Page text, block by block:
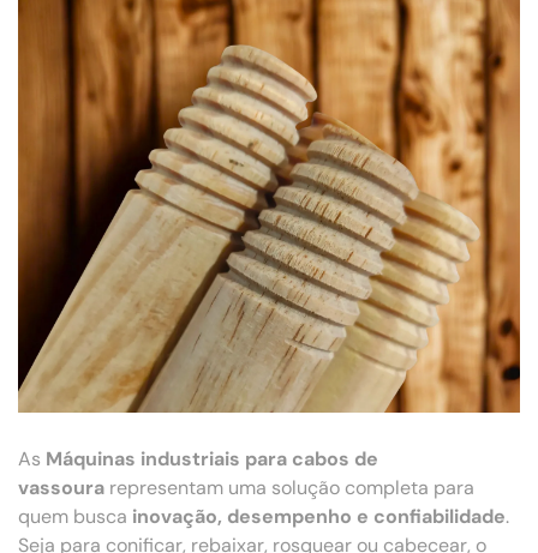
As Máquinas industriais para cabos de
vassoura representam uma solução completa para
quem busca inovação, desempenho e confiabilidade.
Seja para conificar, rebaixar, rosquear ou cabecear, o